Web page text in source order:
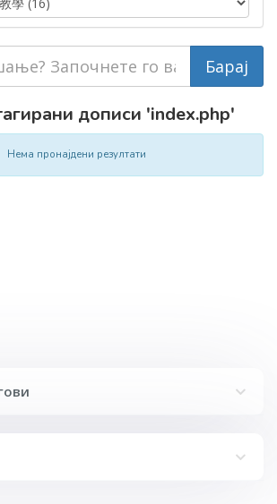
дописи 'index.php'
Нема пронајдени резултати